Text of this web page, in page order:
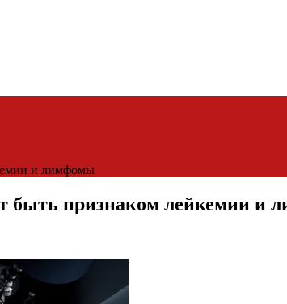
и лимфомы
быть признаком лейкемии и